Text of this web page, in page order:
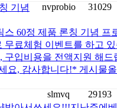
기념
nvprobio 31029
60정 제품 론칭 기념 프
료체험 이벤트를 하고 있
입비용을 전액지원 해드
요, 감사합니다!* 게시물
slmvq 29193